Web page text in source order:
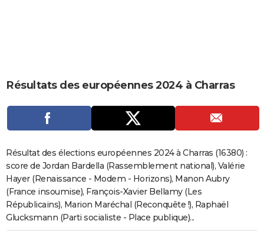
CARTE DE VOEUX
Carte de Noël
Carte Bonne année
Carte Saint-Valentin
Carte Pâques
Carte d'anniversaire
DICTIONNAIRE
Dictionnaire
Biographies
Citations
Expressions
Proverbes
PROGRAMME TV
COPAINS D'AVANT
S'inscrire
Se connecter
Lycées
Collèges
Primaires
Universités
Entreprises
Service militaire
Avis de recherche
AVIS DE DÉCÈS
FORUM
Résultats des européennes 2024 à Charras
Résultat des élections européennes 2024 à Charras (16380) :
score de Jordan Bardella (Rassemblement national), Valérie
Hayer (Renaissance - Modem - Horizons), Manon Aubry
(France insoumise), François-Xavier Bellamy (Les
Républicains), Marion Maréchal (Reconquête !), Raphaël
Glucksmann (Parti socialiste - Place publique)...